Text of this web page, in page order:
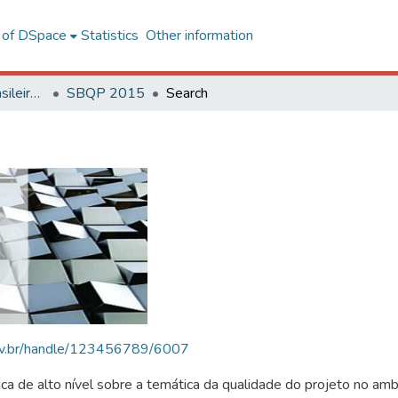
DSpace Statistics Other information
SBQP - Simpósio Brasileiro de Qualidade do Projeto no Ambiente Construído SBQP 2015 Search
handle/123456789/6007
de alto nível sobre a temática da qualidade do projeto no